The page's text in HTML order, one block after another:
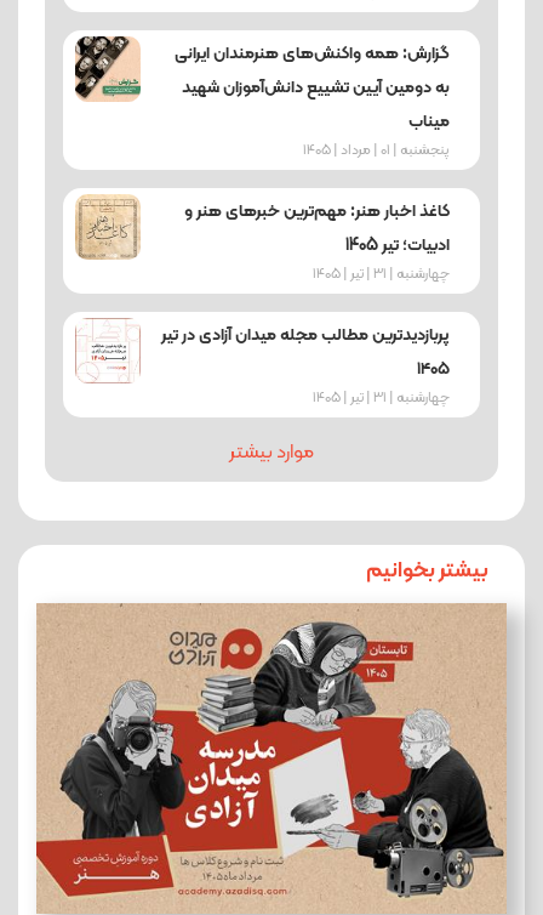
گزارش: همه واکنش‌های هنرمندان ایرانی
به دومین آیین تشییع دانش‌آموزان شهید
میناب
پنجشنبه | 01 | مرداد | 1405
کاغذ اخبار هنر: مهم‌ترین خبرهای هنر و
ادبیات؛ تیر 1405
چهارشنبه | 31 | تیر | 1405
پربازدیدترین مطالب مجله میدان آزادی در تیر
۱۴۰۵
چهارشنبه | 31 | تیر | 1405
موارد بیشتر
بیشتر بخوانیم